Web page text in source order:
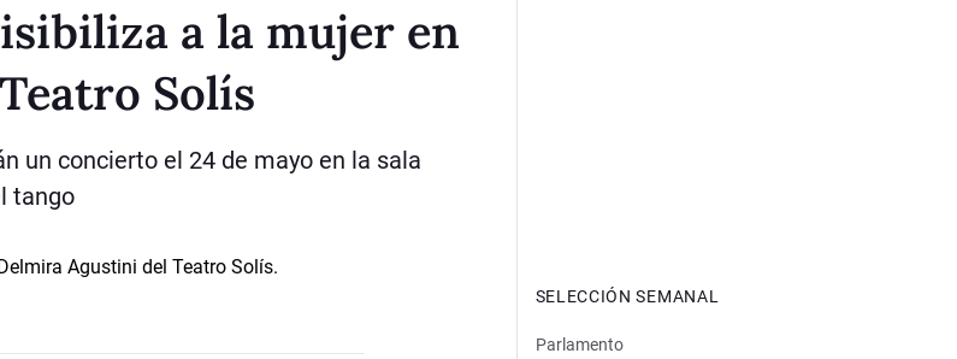
a la mujer en
Solís
un concierto el 24 de mayo en la sala
tango
SELECCIÓN SEMANAL
Parlamento